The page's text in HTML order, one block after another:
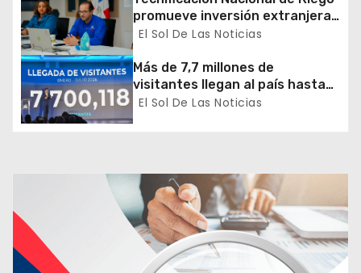
n
t
r
a
promueve inversión extranjera
en agricultura y riego
El Sol De Las Noticias
Más de 7,7 millones de
visitantes llegan al país hasta
julio
El Sol De Las Noticias